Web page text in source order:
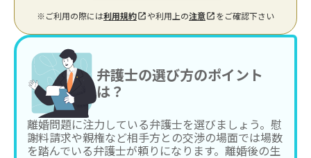
※ご利用の際には利用規約 や利用上の注意 をご確認下さい
弁護士の選び方のポイント
は？
離婚問題に注力している弁護士を選びましょう。慰
謝料請求や親権など相手方との交渉の場面では場数
を踏んでいる弁護士が頼りになります。離婚後の生